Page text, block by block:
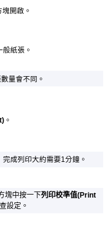
塊開啟。
紙張。
量會不同。
。
完成列印大約需要1分鐘。
塊中按一下列印校準值(Print
設定。